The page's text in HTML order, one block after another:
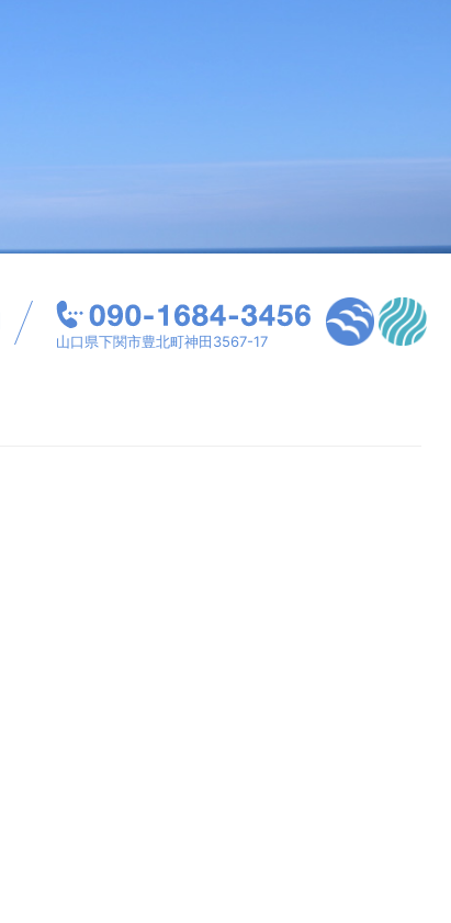
山口県下関市豊北町神田3567-17